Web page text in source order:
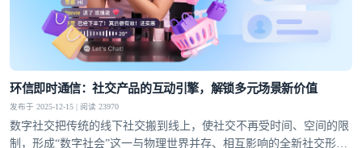
环信即时通信：社交产品的互动引擎，解锁多元场景新价值
发布于 2025-12-15 | 阅读 23970
数字社交把传统的线下社交搬到线上，使社交不再受时间、空间的限
制，形成“数字社会”这一与物理世界并存、相互影响的全新社交形